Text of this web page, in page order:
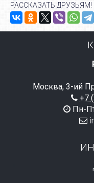
РАССКАЗАТЬ ДРУЗЬЯМ!
Москва, 3-ий
+7
Пн-